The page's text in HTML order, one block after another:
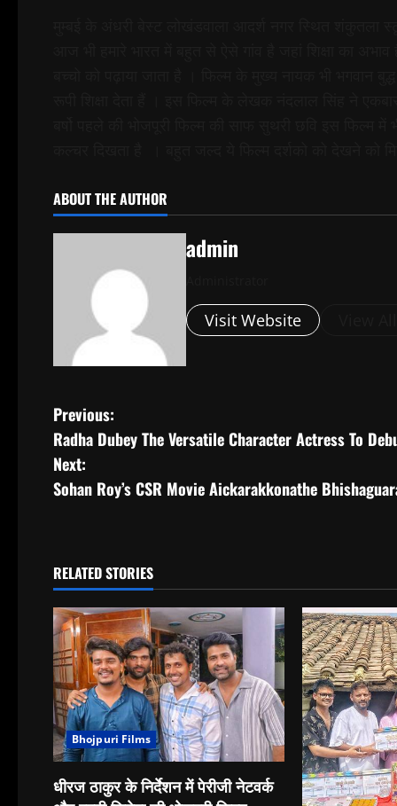
ABOUT THE AUTHOR
admin
Visit Website
P
o
s
n
a
v
i
g
a
t
Previous:
Radha Dubey The Versatile Character Actress To
Next:
Sohan Roy’s CSR Movie Aickarakkonathe
RELATED STORIES
Bhojpuri Films
धीरज ठाकुर के निर्देशन में पेरीजी नेटवर्क